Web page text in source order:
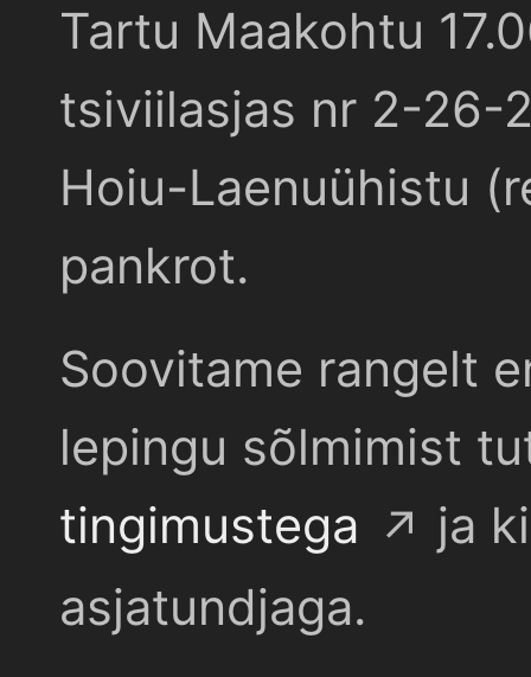
Tartu Maakohtu
tsiviilasjas nr 2-26-
Hoiu-Laenuühistu
pankrot.
Soovitame rangelt
lepingu sõlmimist
tingimustega
ja
asjatundjaga.